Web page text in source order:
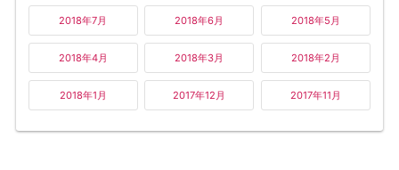
2018年7月 2018年6月 2018年5月
2018年4月 2018年3月 2018年2月
2018年1月 2017年12月 2017年11月